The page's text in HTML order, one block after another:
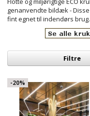
genanvendte bildæk -
fint egnet til indendørs brug.
Filtre
-20%